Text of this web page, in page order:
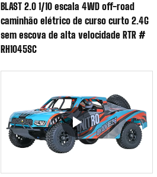
BLAST 2.0 1/10 escala 4WD off-road
caminhão elétrico de curso curto 2.4G
sem escova de alta velocidade RTR #
RH1045SC